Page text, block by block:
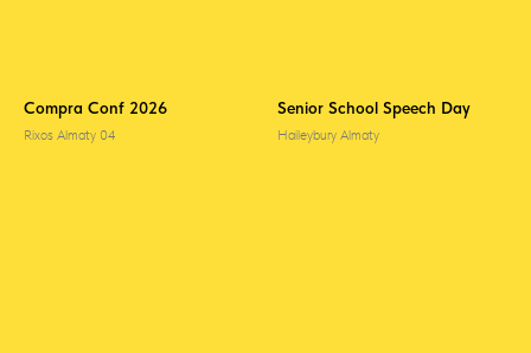
Compra Conf 2026
Rixos Almaty 04
Senior School Speech Day
Haileybury Almaty